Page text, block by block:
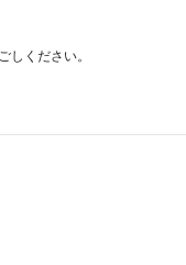
ください。